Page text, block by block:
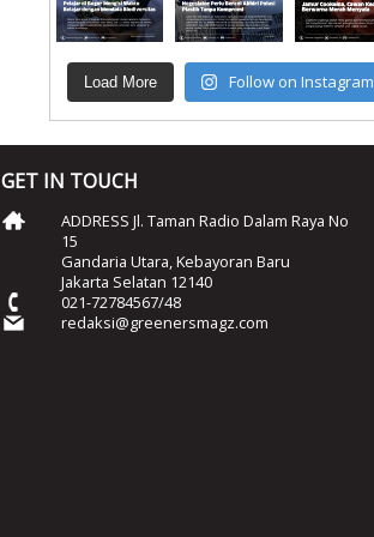
Load More Follow on Instagram
GET IN TOUCH
ADDRESS Jl. Taman Radio Dalam Raya No
15
Gandaria Utara, Kebayoran Baru
Jakarta Selatan 12140
021-72784567/48
redaksi@greenersmagz.com